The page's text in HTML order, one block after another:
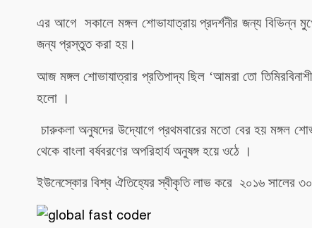
এর আগে সকালে মঙ্গল শোভাযাত্রায় প্রদর্শনীর জন্য বিভিন্ন
জন্য প্রস্তুত করা হয়।
আজ মঙ্গল শোভাযাত্রার প্রতিপাদ্য ছিল ‘আমরা তো
হলো ।
চারুকলা অনুষদের উদ্যোগে প্রথমবারের মতো বের হয় মঙ্গল
থেকে বাংলা বর্ষবরণের অপরিহার্য অনুষঙ্গ হয়ে ওঠে ।
ইউনেস্কোর বিশ্ব ঐতিহ্যের স্বীকৃতি লাভ করে ২০১৬ সালের ৩০